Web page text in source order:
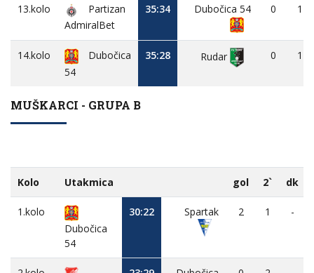
13.kolo
Partizan
AdmiralBet
35:34 Dubočica 54 0 1
14.kolo
Dubočica
54
35:28 Rudar 0 1
MUŠKARCI - GRUPA B
Kolo Utakmica gol 2` dk
1.kolo
Dubočica
54
30:22 Spartak 2 1 -